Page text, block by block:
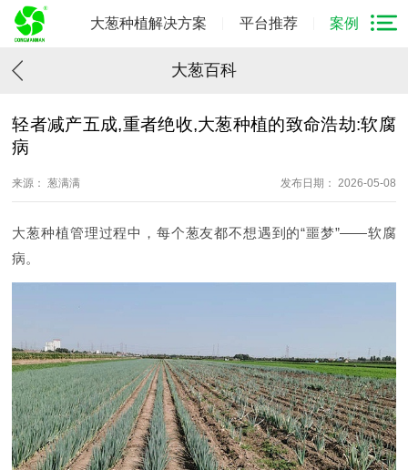
大葱种植解决方案 平台推荐 案例
大葱百科
轻者减产五成,重者绝收,大葱种植的致命浩劫:软腐
病
来源： 葱满满 发布日期： 2026-05-08
大葱种植管理过程中，每个葱友都不想遇到的“噩梦”——软腐
病。